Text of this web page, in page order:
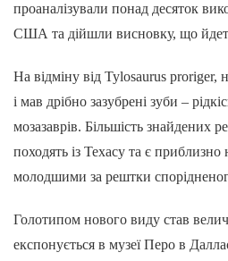
проаналізували понад десяток
США та дійшли висновку, що
На відміну від Tylosaurus
і мав дрібно зазубрені зуби –
мозазаврів. Більшість знайдених
походять із Техасу та є
молодшими за рештки
Голотипом нового виду став
експонується в музеї Перо в